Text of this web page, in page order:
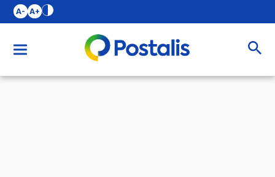
A- A+
Buscar